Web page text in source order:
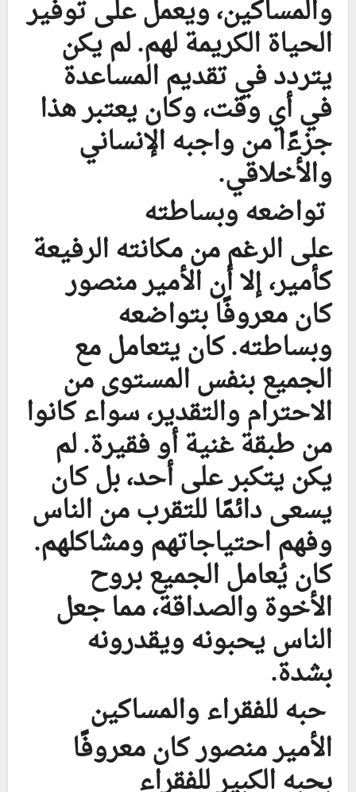
والمساكين، ويعمل على توفير
الحياة الكريمة لهم. لم يكن
يتردد في تقديم المساعدة
في أي وقت، وكان يعتبر هذا
جزءًا من واجبه الإنساني
والأخلاقي.
تواضعه وبساطته
على الرغم من مكانته الرفيعة
كأمير، إلا أن الأمير منصور
كان معروفًا بتواضعه
وبساطته. كان يتعامل مع
الجميع بنفس المستوى من
الاحترام والتقدير، سواء كانوا
من طبقة غنية أو فقيرة. لم
يكن يتكبر على أحد، بل كان
يسعى دائمًا للتقرب من الناس
وفهم احتياجاتهم ومشاكلهم.
كان يُعامل الجميع بروح
الأخوة والصداقة، مما جعل
الناس يحبونه ويقدرونه
بشدة.
حبه للفقراء والمساكين
الأمير منصور كان معروفًا
بحبه الكبير للفقراء